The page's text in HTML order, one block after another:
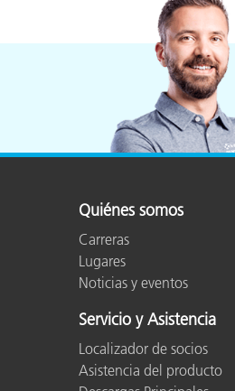
Quiénes somos
Carreras
Lugares
Noticias y eventos
Servicio y Asistencia
Localizador de socios
Asistencia del producto